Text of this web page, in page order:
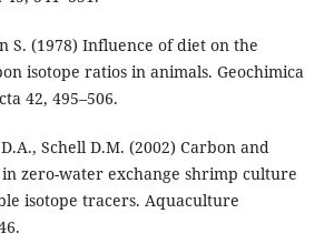
S. (1978) Influence of diet on the
isotope ratios in animals. Geochimica
42, 495–506.
Schell D.M. (2002) Carbon and
zero-water exchange shrimp culture
isotope tracers. Aquaculture